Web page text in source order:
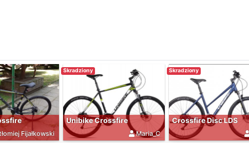
Fijałkowski
Skradziony
Unibike Crossfire
Maria_C
Skradziony
Crossfire Disc LDS